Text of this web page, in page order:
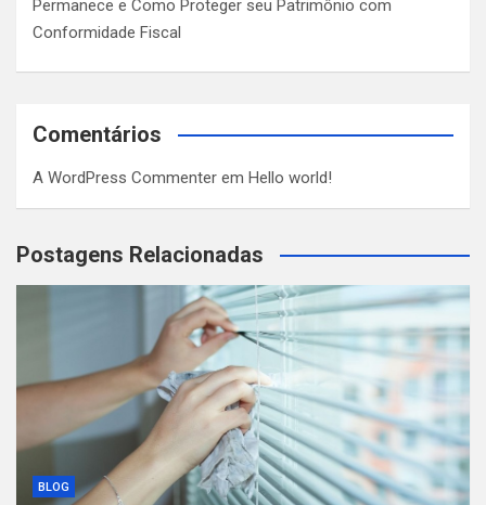
Permanece e Como Proteger seu Patrimônio com
Conformidade Fiscal
Comentários
A WordPress Commenter em Hello world!
Postagens Relacionadas
BLOG